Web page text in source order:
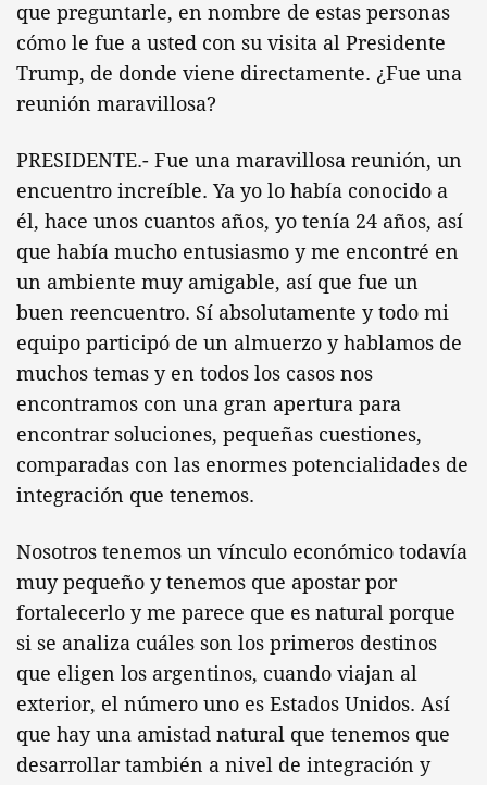
que preguntarle, en nombre de estas personas
cómo le fue a usted con su visita al Presidente
Trump, de donde viene directamente. ¿Fue una
reunión maravillosa?
PRESIDENTE.- Fue una maravillosa reunión, un
encuentro increíble. Ya yo lo había conocido a
él, hace unos cuantos años, yo tenía 24 años, así
que había mucho entusiasmo y me encontré en
un ambiente muy amigable, así que fue un
buen reencuentro. Sí absolutamente y todo mi
equipo participó de un almuerzo y hablamos de
muchos temas y en todos los casos nos
encontramos con una gran apertura para
encontrar soluciones, pequeñas cuestiones,
comparadas con las enormes potencialidades de
integración que tenemos.
Nosotros tenemos un vínculo económico todavía
muy pequeño y tenemos que apostar por
fortalecerlo y me parece que es natural porque
si se analiza cuáles son los primeros destinos
que eligen los argentinos, cuando viajan al
exterior, el número uno es Estados Unidos. Así
que hay una amistad natural que tenemos que
desarrollar también a nivel de integración y